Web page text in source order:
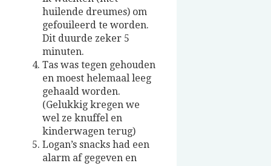
huilende dreumes) om
gefouileerd te worden.
Dit duurde zeker 5
minuten.
Tas was tegen gehouden
en moest helemaal leeg
gehaald worden.
(Gelukkig kregen we
wel ze knuffel en
kinderwagen terug)
Logan’s snacks had een
alarm af gegeven en